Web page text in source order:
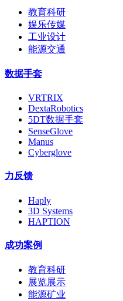
教育科研
娱乐传媒
工业设计
能源交通
数据手套
VRTRIX
DextaRobotics
5DT数据手套
SenseGlove
Manus
Cyberglove
力反馈
Haply
3D Systems
HAPTION
成功案例
教育科研
展览展示
能源矿业